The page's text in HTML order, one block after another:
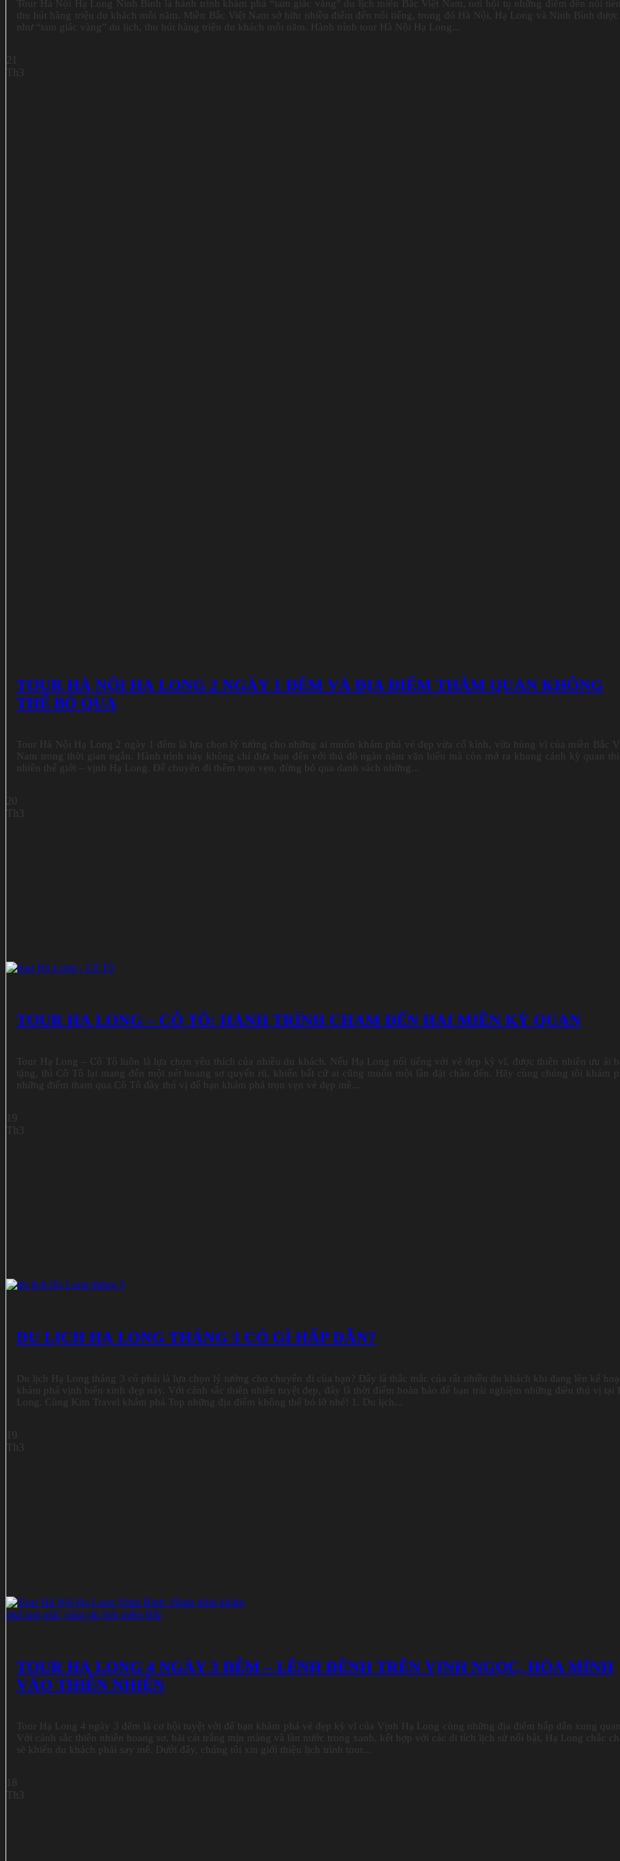
Tour Hà Nội Hạ Long Ninh Bình là hành trình khám phá “tam giác vàng” du lịch miền Bắc Việt Nam, nơi hội tụ những điểm đến nổi
thu hút hàng triệu du khách mỗi năm. Miền Bắc Việt Nam sở hữu nhiều điểm đến nổi tiếng, trong đó Hà Nội, Hạ Long và Ninh Bình được
như “tam giác vàng” du lịch, thu hút hàng triệu du khách mỗi năm. Hành trình tour Hà Nội Hạ Long...
Th3
TOUR HÀ NỘI HẠ LONG 2 NGÀY 1 ĐÊM VÀ ĐỊA ĐIỂM THĂM QUAN KHÔNG
THỂ BỎ QUA
Tour Hà Nội Hạ Long 2 ngày 1 đêm là lựa chọn lý tưởng cho những ai muốn khám phá vẻ đẹp vừa cổ kính, vừa hùng vĩ của miền Bắc
Nam trong thời gian ngắn. Hành trình này không chỉ đưa bạn đến với thủ đô ngàn năm văn hiến mà còn mở ra khung cảnh kỳ quan
nhiên thế giới – vịnh Hạ Long. Để chuyến đi thêm trọn vẹn, đừng bỏ qua danh sách những...
20
Th3
TOUR HẠ LONG – CÔ TÔ: HÀNH TRÌNH CHẠM ĐẾN HAI MIỀN KỲ QUAN
Tour Hạ Long – Cô Tô luôn là lựa chọn yêu thích của nhiều du khách. Nếu Hạ Long nổi tiếng với vẻ đẹp kỳ vĩ, được thiên nhiên ưu ái
tặng, thì Cô Tô lại mang đến một nét hoang sơ quyến rũ, khiến bất cứ ai cũng muốn một lần đặt chân đến. Hãy cùng chúng tôi khám
những điểm tham qua Cô Tô đầy thú vị để bạn khám phá trọn vẹn vẻ đẹp mê...
19
Th3
DU LỊCH HẠ LONG THÁNG 3 CÓ GÌ HẤP DẪN?
Du lịch Hạ Long tháng 3 có phải là lựa chọn lý tưởng cho chuyến đi của bạn? Đây là thắc mắc của rất nhiều du khách khi đang lên kế
khám phá vịnh biển xinh đẹp này. Với cảnh sắc thiên nhiên tuyệt đẹp, đây là thời điểm hoàn hảo để bạn trải nghiệm những điều thú vị tại
Long. Cùng Kim Travel khám phá Top những địa điểm không thể bỏ lỡ nhé! 1. Du lịch...
19
Th3
TOUR HẠ LONG 4 NGÀY 3 ĐÊM – LÊNH ĐÊNH TRÊN VỊNH NGỌC, HÒA MÌNH
VÀO THIÊN NHIÊN
Tour Hạ Long 4 ngày 3 đêm là cơ hội tuyệt vời để bạn khám phá vẻ đẹp kỳ vĩ của Vịnh Hạ Long cùng những địa điểm hấp dẫn xung
Với cảnh sắc thiên nhiên hoang sơ, bãi cát trắng mịn màng và làn nước trong xanh, kết hợp với các di tích lịch sử nổi bật, Hạ Long chắc
sẽ khiến du khách phải say mê. Dưới đây, chúng tôi xin giới thiệu lịch trình tour...
18
Th3